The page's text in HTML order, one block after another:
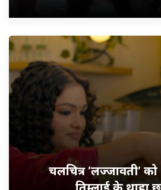
चलचित्र ‘लज्जावती’